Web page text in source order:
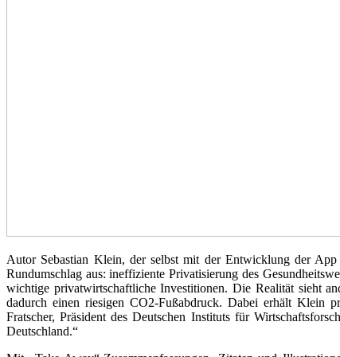
Autor Sebastian Klein, der selbst mit der Entwicklung der App
Rundumschlag aus: ineffiziente Privatisierung des
wichtige privatwirtschaftliche Investitionen. Die Realität sieht
dadurch einen riesigen CO2-Fußabdruck. Dabei erhält Klein
Fratscher, Präsident des Deutschen Instituts für
Deutschland.“